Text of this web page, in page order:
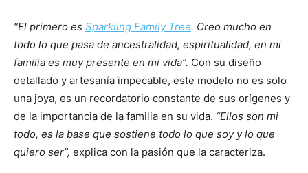
“El primero es Sparkling Family Tree. Creo mucho en
todo lo que pasa de ancestralidad, espiritualidad, en mi
familia es muy presente en mi vida”. Con su diseño
detallado y artesanía impecable, este modelo no es solo
una joya, es un recordatorio constante de sus orígenes y
de la importancia de la familia en su vida. “Ellos son mi
todo, es la base que sostiene todo lo que soy y lo que
quiero ser”, explica con la pasión que la caracteriza.